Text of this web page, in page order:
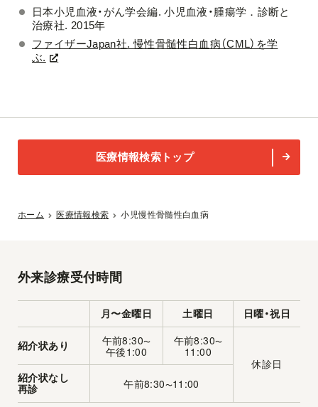
日本小児血液・がん学会編. 小児血液・腫瘍学．診断と
治療社. 2015年
ファイザーJapan社. 慢性骨髄性白血病（CML）を学
ぶ.
医療情報検索トップ
ホーム 医療情報検索 小児慢性骨髄性白血病
外来診療受付時間
月〜金曜日 土曜日 日曜・祝日
紹介状あり 午前8:30〜
午後1:00
午前8:30〜
11:00
休診日
紹介状なし
再診
午前8:30〜11:00